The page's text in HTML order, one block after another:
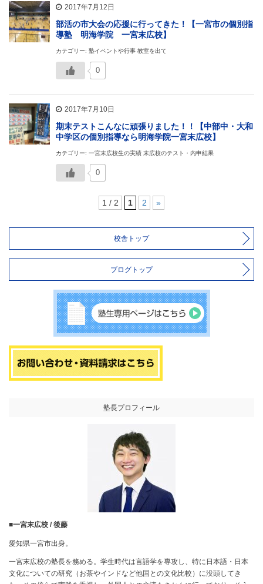
2017年7月12日
部活の市大会の応援に行ってきた！【一宮市の個別指
導塾 明海学院 一宮末広校】
カテゴリー: 塾イベントや行事 教室を出て
0
2017年7月10日
期末テストこんなに頑張りました！！【中部中・大和
中学区の個別指導なら明海学院一宮末広校】
カテゴリー: 一宮末広校生の実績 末広校のテスト・内申結果
0
1 / 2 1 2 »
校舎トップ
ブログトップ
塾長プロフィール
■一宮末広校 / 後藤
愛知県一宮市出身。
一宮末広校の塾長を務める。学生時代は言語学を専攻し、特に日本語・日本
文化についての研究（お茶やインドなど他国との文化比較）に没頭してき